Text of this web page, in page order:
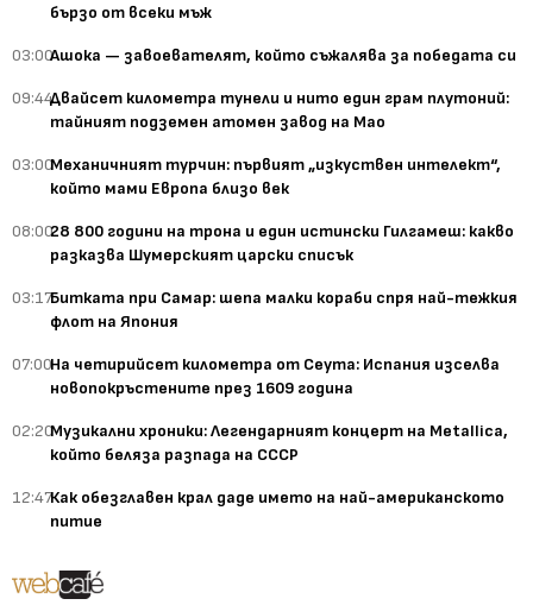
бързо от всеки мъж
03:00Ашока — завоевателят, който съжалява за победата си
09:44Двайсет километра тунели и нито един грам плутоний:
тайният подземен атомен завод на Мао
03:00Механичният турчин: първият „изкуствен интелект“,
който мами Европа близо век
08:0028 800 години на трона и един истински Гилгамеш: какво
разказва Шумерският царски списък
03:17Битката при Самар: шепа малки кораби спря най-тежкия
флот на Япония
07:00На четирийсет километра от Сеута: Испания изселва
новопокръстените през 1609 година
02:20Музикални хроники: Легендарният концерт на Metallica,
който беляза разпада на СССР
12:47Как обезглавен крал даде името на най-американското
питие